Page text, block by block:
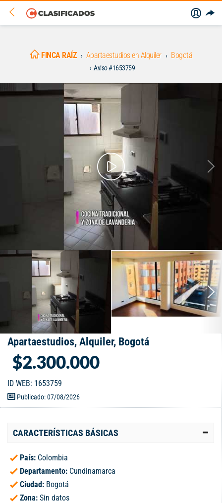
FINCA RAÍZ Apartaestudios en Alquiler Bogotá
Aviso #1653759
Apartaestudios, Alquiler, Bogotá
$2.300.000
ID WEB: 1653759
Publicado: 07/08/2026
CARACTERÍSTICAS BÁSICAS
País: Colombia
Departamento: Cundinamarca
Ciudad: Bogotá
Zona: Sin datos